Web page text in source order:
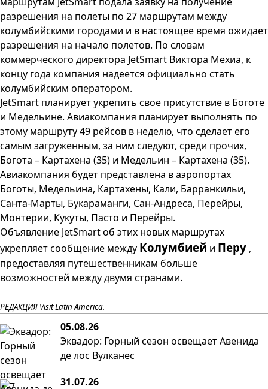
разрешения на полеты по 27 маршрутам между
колумбийскими городами и в настоящее время ожидает
разрешения на начало полетов. По словам
коммерческого директора JetSmart Виктора Мехиа, к
концу года компания надеется официально стать
колумбийским оператором.
JetSmart планирует укрепить свое присутствие в Боготе
и Медельине. Авиакомпания планирует выполнять по
этому маршруту 49 рейсов в неделю, что сделает его
самым загруженным, за ним следуют, среди прочих,
Богота – Картахена (35) и Медельин – Картахена (35).
Авиакомпания будет представлена ​​в аэропортах
Боготы, Медельина, Картахены, Кали, Барранкильи,
Санта-Марты, Букараманги, Сан-Андреса, Перейры,
Монтерии, Кукуты, Пасто и Перейры.
Объявление JetSmartоб этих новых маршрутах
укрепляет сообщение между Колумбией и Перу ,
предоставляя путешественникам больше
возможностей между двумя странами.
РЕДАКЦИЯ Visit Latin America.
05.08.26
Эквадор: Горный сезон освещает Авенида
де лос Вулканес
31.07.26